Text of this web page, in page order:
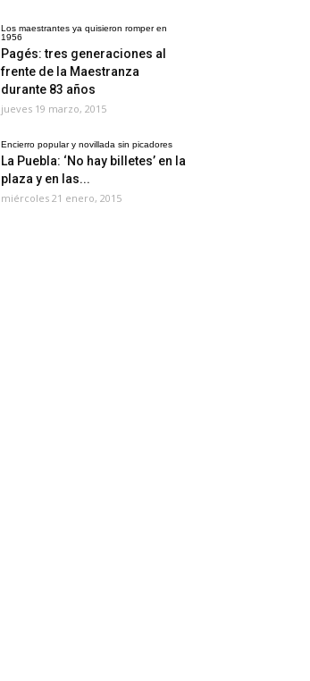
Los maestrantes ya quisieron romper en
1956
Pagés: tres generaciones al
frente de la Maestranza
durante 83 años
jueves 19 marzo, 2015
Encierro popular y novillada sin picadores
La Puebla: ‘No hay billetes’ en la
plaza y en las...
miércoles 21 enero, 2015